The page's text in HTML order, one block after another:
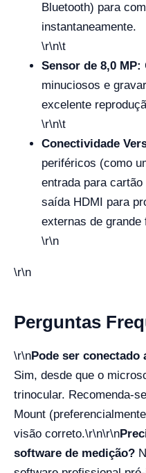
Bluetooth) para
instantaneamente.
\r\n\t
Sensor de 8,0 MP:
minuciosos e
excelente
\r\n\t
Conectividade
periféricos (como
entrada para
saída HDMI para
externas de grande
\r\n
\r\n
Perguntas
\r\nPode ser
Sim, desde que o
trinocular. Recomenda-
Mount
visão correto.\r\n\r\n
software de medição?